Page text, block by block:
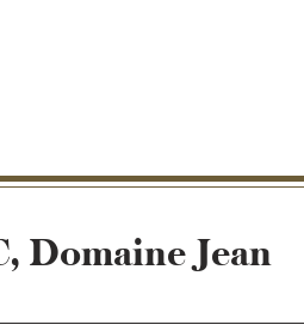
Domaine Jean